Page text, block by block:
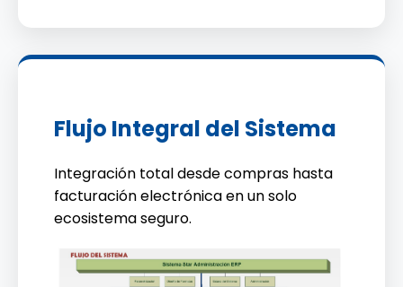
Flujo Integral del Sistema
Integración total desde compras hasta
facturación electrónica en un solo
ecosistema seguro.